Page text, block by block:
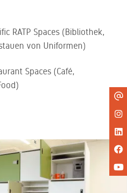
RATP Spaces (Bibliothek,
von Uniformen)
Spaces (Café,